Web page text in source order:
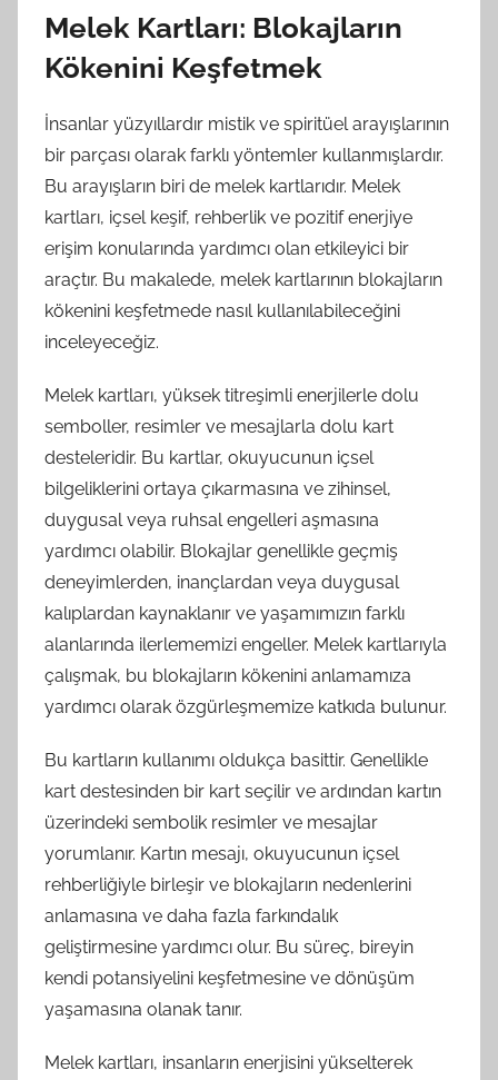
Melek Kartları: Blokajların
Kökenini Keşfetmek
İnsanlar yüzyıllardır mistik ve spiritüel arayışlarının
bir parçası olarak farklı yöntemler kullanmışlardır.
Bu arayışların biri de melek kartlarıdır. Melek
kartları, içsel keşif, rehberlik ve pozitif enerjiye
erişim konularında yardımcı olan etkileyici bir
araçtır. Bu makalede, melek kartlarının blokajların
kökenini keşfetmede nasıl kullanılabileceğini
inceleyeceğiz.
Melek kartları, yüksek titreşimli enerjilerle dolu
semboller, resimler ve mesajlarla dolu kart
desteleridir. Bu kartlar, okuyucunun içsel
bilgeliklerini ortaya çıkarmasına ve zihinsel,
duygusal veya ruhsal engelleri aşmasına
yardımcı olabilir. Blokajlar genellikle geçmiş
deneyimlerden, inançlardan veya duygusal
kalıplardan kaynaklanır ve yaşamımızın farklı
alanlarında ilerlememizi engeller. Melek kartlarıyla
çalışmak, bu blokajların kökenini anlamamıza
yardımcı olarak özgürleşmemize katkıda bulunur.
Bu kartların kullanımı oldukça basittir. Genellikle
kart destesinden bir kart seçilir ve ardından kartın
üzerindeki sembolik resimler ve mesajlar
yorumlanır. Kartın mesajı, okuyucunun içsel
rehberliğiyle birleşir ve blokajların nedenlerini
anlamasına ve daha fazla farkındalık
geliştirmesine yardımcı olur. Bu süreç, bireyin
kendi potansiyelini keşfetmesine ve dönüşüm
yaşamasına olanak tanır.
Melek kartları, insanların enerjisini yükselterek